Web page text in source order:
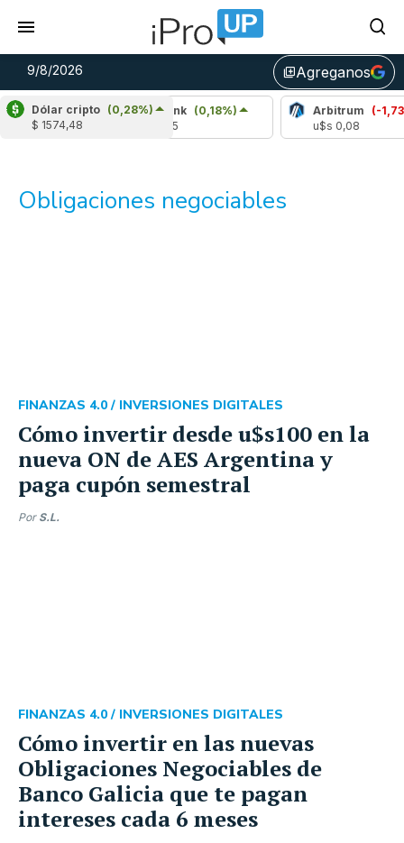
9/8/2026 library_addAgreganos
Dólar cripto (0,28%)
$ 1574,48
Chainlink (0,18%)
Arbitrum (-1,73%)
Obligaciones negociables
Cómo invertir desde u$s100 en la
nueva ON de AES Argentina y
paga cupón semestral
FINANZAS 4.0 / INVERSIONES DIGITALES
Por S.L.
Cómo invertir en las nuevas
Obligaciones Negociables de
Banco Galicia que te pagan
intereses cada 6 meses
FINANZAS 4.0 / INVERSIONES DIGITALES